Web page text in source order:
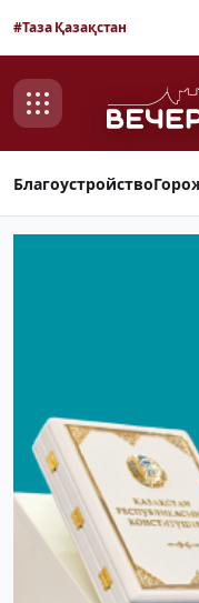
#Таза Қазақстан
Благоустройство